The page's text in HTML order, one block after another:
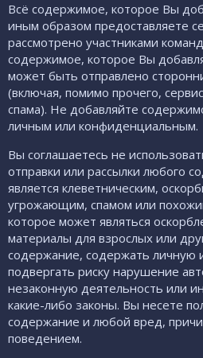
Всё содержимое, которое Вы
иным образом предоставляете
рассмотрено участниками
содержимое, которое Вы
может быть отправлено
(включая, помимо прочего,
спама). Не добавляйте
личным или конфиденциальным.
Вы соглашаетесь не
отправки или рассылки любого
является клеветническим,
угрожающим, спамом или
которое может являться
материалы для взрослых или
содержание, содержать личную
подвергать риску нарушение
незаконную деятельность или
какие-либо законы. Вы несете
содержание и любой вред,
поведением.